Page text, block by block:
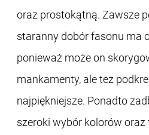
oraz prostokątną. Zawsze
staranny dobór fasonu ma
ponieważ może on
mankamenty, ale też
najpiękniejsze. Ponadto
szeroki wybór kolorów